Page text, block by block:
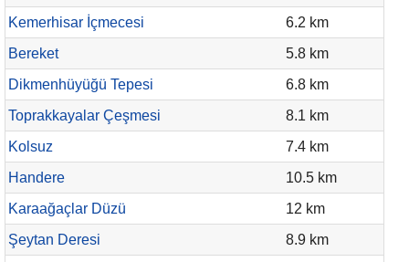
Kemerhisar İçmecesi
6.2 km
Bereket
5.8 km
Dikmenhüyüğü Tepesi
6.8 km
Toprakkayalar Çeşmesi
8.1 km
Kolsuz
7.4 km
Handere
10.5 km
Karaağaçlar Düzü
12 km
Şeytan Deresi
8.9 km